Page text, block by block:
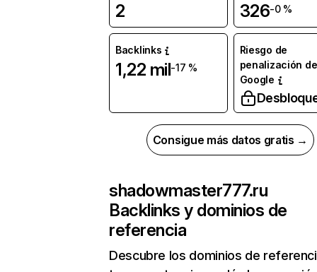
2 326-0 %
Backlinks
1,22 mil-17 %
Riesgo de
penalización de
Google
Consigue más datos gratis →
shadowmaster777.ru
Backlinks y dominios de
referencia
Descubre los dominios de